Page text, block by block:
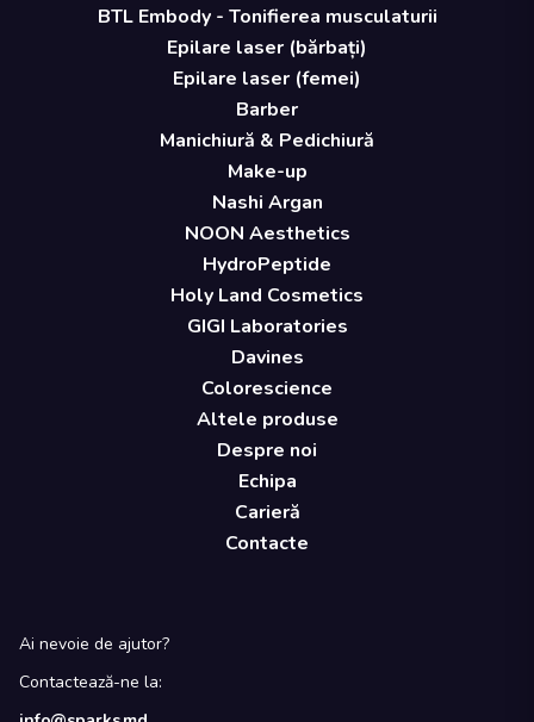
BTL Embody - Tonifierea musculaturii
Epilare laser (bărbați)
Epilare laser (femei)
Barber
Manichiură & Pedichiură
Make-up
Nashi Argan
NOON Aesthetics
HydroPeptide
Holy Land Cosmetics
GIGI Laboratories
Davines
Colorescience
Altele produse
Despre noi
Echipa
Carieră
Contacte
Ai nevoie de ajutor?
Contactează-ne la: